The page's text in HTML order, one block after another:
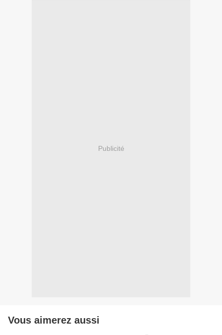
Publicité
Vous aimerez aussi